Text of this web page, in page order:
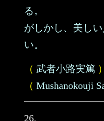
る。
がしかし、美し
い。
（ 武者小路実篤 ）
（ Mushanokouji
26.